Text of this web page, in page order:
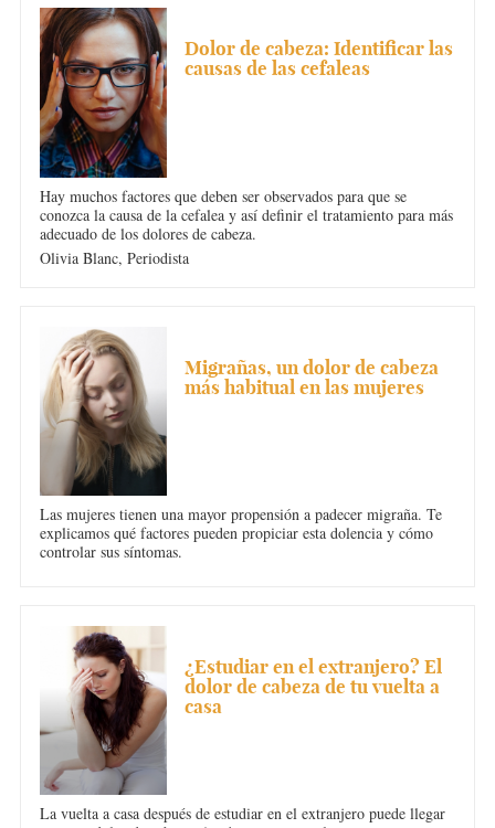
Dolor de cabeza: Identificar las
causas de las cefaleas
Hay muchos factores que deben ser observados para que se
conozca la causa de la cefalea y así definir el tratamiento para más
adecuado de los dolores de cabeza.
Olivia Blanc,Periodista
Migrañas, un dolor de cabeza
más habitual en las mujeres
Las mujeres tienen una mayor propensión a padecer migraña. Te
explicamos qué factores pueden propiciar esta dolencia y cómo
controlar sus síntomas.
¿Estudiar en el extranjero? El
dolor de cabeza de tu vuelta a
casa
La vuelta a casa después de estudiar en el extranjero puede llegar